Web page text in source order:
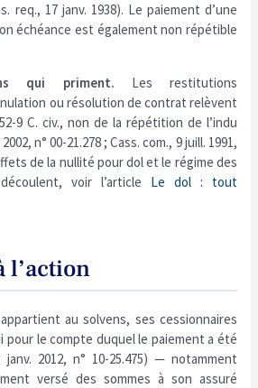
req., 17 janv. 1938). Le paiement d’une
échéance est également non répétible
qui priment. Les restitutions
ou résolution de contrat relèvent
9 C. civ., non de la répétition de l’indu
n° 00-21.278 ; Cass. com., 9 juill. 1991,
de la nullité pour dol et le régime des
voir l’article Le dol : tout
l’action
appartient au solvens, ses cessionnaires
pour le compte duquel le paiement a été
2012, n° 10-25.475) — notamment
versé des sommes à son assuré